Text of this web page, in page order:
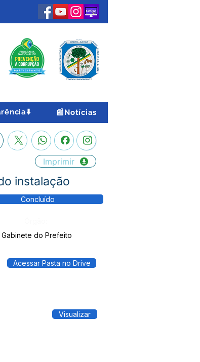
📰Notícias
Imprimir
instalação
Concluído
Gabinete do Prefeito
Acessar Pasta no Drive
Visualizar